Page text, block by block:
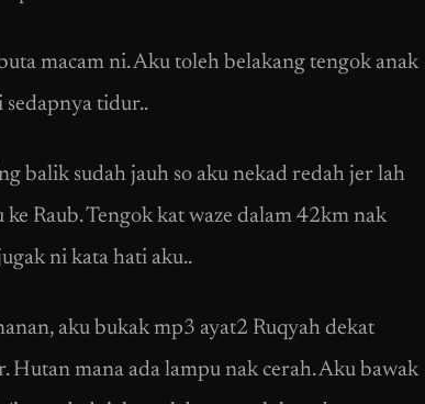
macam ni. Aku toleh belakang tengok anak
tidur..
balik sudah jauh so aku nekad redah jer lah
Raub. Tengok kat waze dalam 42km nak
ni kata hati aku..
aku bukak mp3 ayat2 Ruqyah dekat
Hutan mana ada lampu nak cerah. Aku bawak